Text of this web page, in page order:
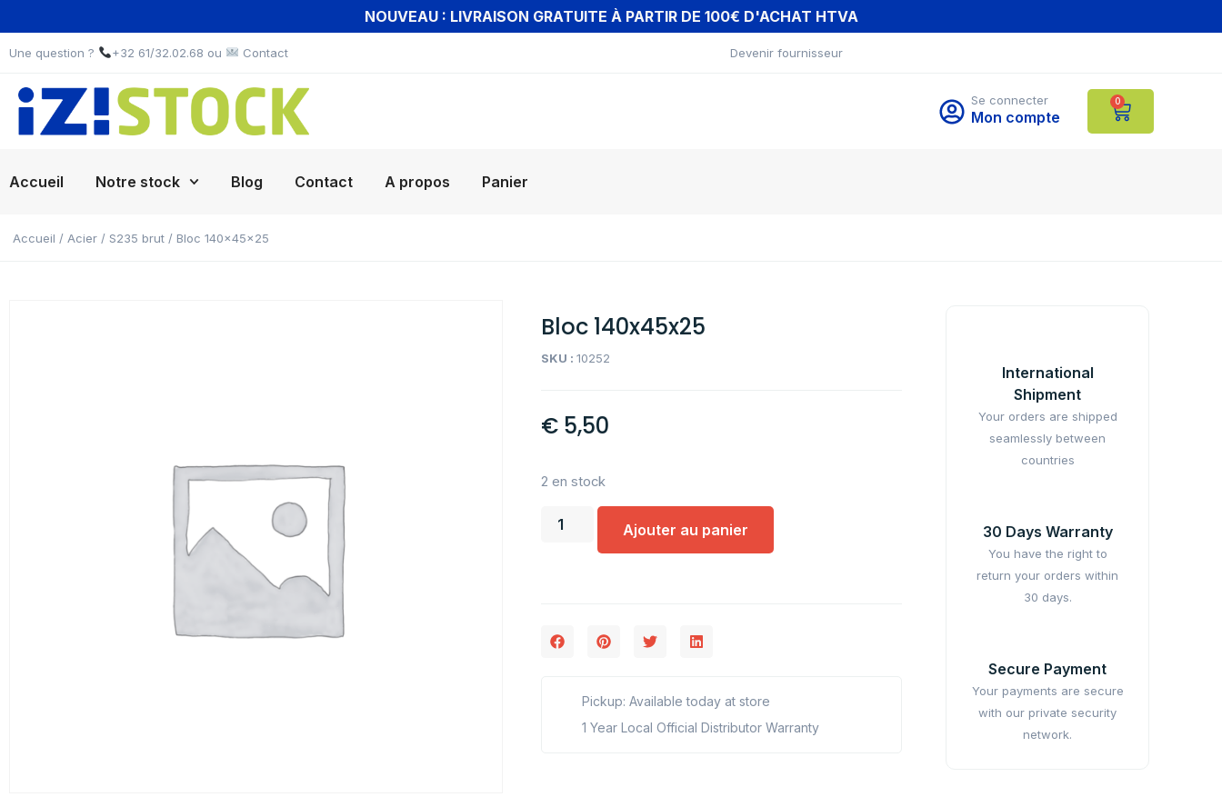
NOUVEAU : LIVRAISON GRATUITE À PARTIR DE 100€ D'ACHAT HTVA
Une question ? +32 61/32.02.68 ou Contact Devenir fournisseur
Se connecter
Mon compte
0
Accueil Notre stock Blog Contact A propos Panier
Accueil / Acier / S235 brut / Bloc 140x45x25
Bloc 140x45x25
SKU :10252
€ 5,50
2 en stock
Ajouter au panier
Pickup: Available today at store
1 Year Local Official Distributor Warranty
International
Shipment
Your orders are shipped
seamlessly between
countries
30 Days Warranty
You have the right to
return your orders within
30 days.
Secure Payment
Your payments are secure
with our private security
network.